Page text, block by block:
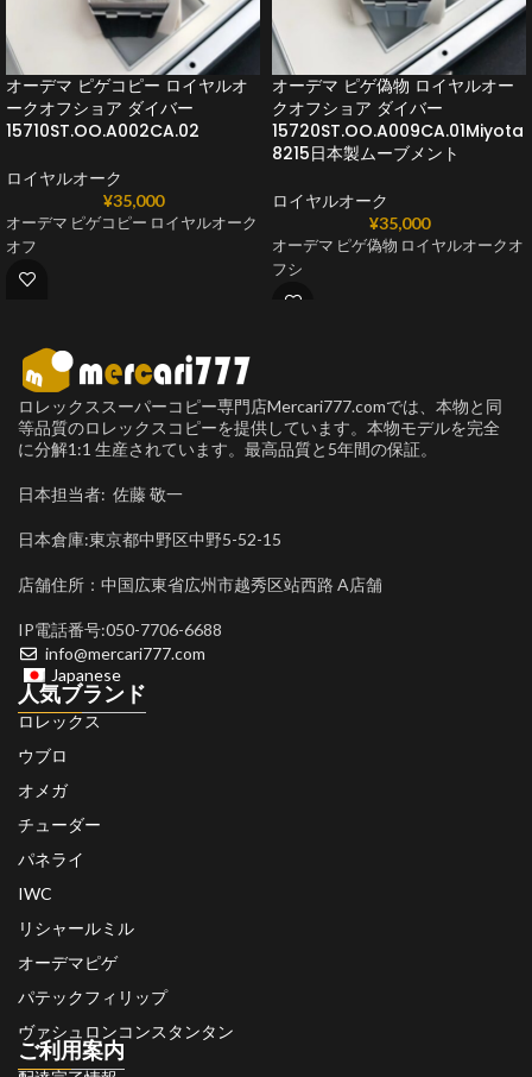
オーデマ ピゲコピー ロイヤルオ
ークオフショア ダイバー
15710ST.OO.A002CA.02
ロイヤルオーク
¥35,000
オーデマ ピゲコピー ロイヤルオーク
オフ
オーデマ ピゲ偽物 ロイヤルオー
クオフショア ダイバー
15720ST.OO.A009CA.01Miyota
8215日本製ムーブメント
ロイヤルオーク
¥35,000
オーデマ ピゲ偽物 ロイヤルオークオ
フシ
ロレックススーパーコピー専門店Mercari777.comでは、本物と同
等品質のロレックスコピーを提供しています。本物モデルを完全
に分解1:1 生産されています。最高品質と5年間の保証。
日本担当者: 佐藤 敬一
日本倉庫:東京都中野区中野5-52-15
店舗住所：中国広東省広州市越秀区站西路 A店舗
IP電話番号:050-7706-6688
info@mercari777.com
Japanese
人気ブランド
ロレックス
ウブロ
オメガ
チューダー
パネライ
IWC
リシャールミル
オーデマピゲ
パテックフィリップ
ヴァシュロンコンスタンタン
ご利用案内